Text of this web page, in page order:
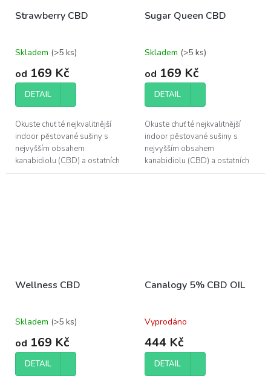
Strawberry CBD
Skladem (>5 ks)
od 169 Kč
DETAIL
Okuste chuť té nejkvalitnější
indoor pěstované sušiny s
nejvyšším obsahem
kanabidiolu (CBD) a ostatních
účinných látek, které konopí
Sugar Queen CBD
Skladem (>5 ks)
od 169 Kč
DETAIL
Okuste chuť té nejkvalitnější
indoor pěstované sušiny s
nejvyšším obsahem
kanabidiolu (CBD) a ostatních
účinných látek, které konopí
Wellness CBD
Skladem (>5 ks)
od 169 Kč
DETAIL
Canalogy 5% CBD OIL
Vyprodáno
444 Kč
DETAIL